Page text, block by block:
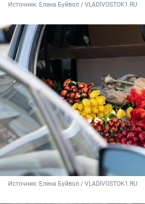
Источник: Елена Буйвол / VLADIVOSTOK1.RU
Источник: Елена Буйвол / VLADIVOSTOK1.RU